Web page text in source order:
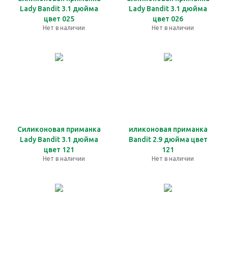
Lady Bandit 3.1 дюйма
цвет 025
Нет в наличии
Lady Bandit 3.1 дюйма
цвет 026
Нет в наличии
Силиконовая приманка
Lady Bandit 3.1 дюйма
цвет 121
Нет в наличии
иликоновая приманка
Bandit 2.9 дюйма цвет
121
Нет в наличии